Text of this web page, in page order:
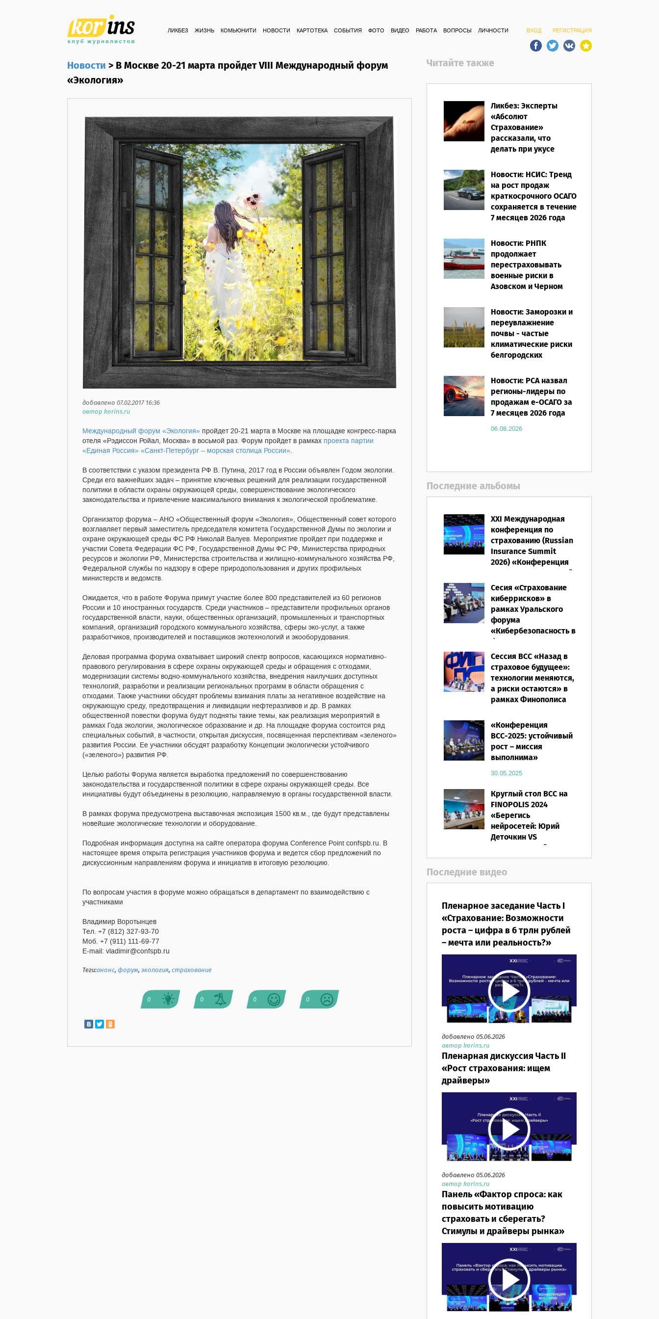
ВХОД РЕГИСТРАЦИЯ
ЛИКБЕЗ ЖИЗНЬ КОМЬЮНИТИ НОВОСТИ КАРТОТЕКА СОБЫТИЯ ФОТО ВИДЕО РАБОТА ВОПРОСЫ ЛИЧНОСТИ
Новости>В Москве 20-21 марта пройдет VIII Международный форум
«Экология»
добавлено 07.02.2017 16:36
автор korins.ru
Международный форум «Экология» пройдет 20-21 марта в Москве на площадке конгресс-парка
отеля «Рэдиссон Ройал, Москва» в восьмой раз. Форум пройдет в рамках проекта партии
«Единая Россия» «Санкт-Петербург – морская столица России».
В соответствии с указом президента РФ В. Путина, 2017 год в России объявлен Годом экологии.
Среди его важнейших задач – принятие ключевых решений для реализации государственной
политики в области охраны окружающей среды, совершенствование экологического
законодательства и привлечение максимального внимания к экологической проблематике.
Организатор форума – АНО «Общественный форум «Экология», Общественный совет которого
возглавляет первый заместитель председателя комитета Государственной Думы по экологии и
охране окружающей среды ФС РФ Николай Валуев. Мероприятие пройдет при поддержке и
участии Совета Федерации ФС РФ, Государственной Думы ФС РФ, Министерства природных
ресурсов и экологии РФ, Министерства строительства и жилищно-коммунального хозяйства РФ,
Федеральной службы по надзору в сфере природопользования и других профильных
министерств и ведомств.
Ожидается, что в работе Форума примут участие более 800 представителей из 60 регионов
России и 10 иностранных государств. Среди участников – представители профильных органов
государственной власти, науки, общественных организаций, промышленных и транспортных
компаний, организаций городского коммунального хозяйства, сферы эко-услуг, а также
разработчиков, производителей и поставщиков экотехнологий и экооборудования.
Деловая программа форума охватывает широкий спектр вопросов, касающихся нормативно-
правового регулирования в сфере охраны окружающей среды и обращения с отходами,
модернизации системы водно-коммунального хозяйства, внедрения наилучших доступных
технологий, разработки и реализации региональных программ в области обращения с
отходами. Также участники обсудят проблемы взимания платы за негативное воздействие на
окружающую среду, предотвращения и ликвидации нефтеразливов и др. В рамках
общественной повестки форума будут подняты такие темы, как реализация мероприятий в
рамках Года экологии, экологическое образование и др. На площадке форума состоится ряд
специальных событий, в частности, открытая дискуссия, посвященная перспективам «зеленого»
развития России. Ее участники обсудят разработку Концепции экологически устойчивого
(«зеленого») развития РФ.
Целью работы Форума является выработка предложений по совершенствованию
законодательства и государственной политики в сфере охраны окружающей среды. Все
инициативы будут объединены в резолюцию, направляемую в органы государственной власти.
В рамках форума предусмотрена выставочная экспозиция 1500 кв.м., где будут представлены
новейшие экологические технологии и оборудование.
Подробная информация доступна на сайте оператора форума Conference Point confspb.ru. В
настоящее время открыта регистрация участников форума и ведется сбор предложений по
дискуссионным направлениям форума и инициатив в итоговую резолюцию.
По вопросам участия в форуме можно обращаться в департамент по взаимодействию с
участниками
Владимир Воротынцев
Тел. +7 (812) 327-93-70
Моб. +7 (911) 111-69-77
E-mail: vladimir@confspb.ru
Теги:анонс,форум,экология,страхование
0 0 0 0
Читайте также
Ликбез: Эксперты
«Абсолют
Страхование»
рассказали, что
делать при укусе
путешествии
07.08.2026
Новости: НСИС: Тренд
на рост продаж
краткосрочного ОСАГО
сохраняется в течение
7 месяцев 2026 года
Новости: РНПК
продолжает
перестраховывать
военные риски в
Азовском и Черном
06.08.2026
Новости: Заморозки и
переувлажнение
почвы - частые
климатические риски
белгородских
06.08.2026
Новости: РСА назвал
регионы-лидеры по
продажам е-ОСАГО за
7 месяцев 2026 года
06.08.2026
Последние альбомы
XXI Международная
конференция по
страхованию (Russian
Insurance Summit
2026) «Конференция
ВСС-2026: Культурный
код страхования/
Человеческий
фактор»
28.05.2026
Сесия «Страхование
киберрисков» в
рамках Уральского
форума
«Кибербезопасность в
финансах» 2026
16.03.2026
Сессия ВСС «Назад в
страховое будущее»:
технологии меняются,
а риски остаются» в
рамках Финополиса
16.03.2026
«Конференция
ВСС-2025: устойчивый
рост – миссия
выполнима»
30.05.2025
Круглый стол ВСС на
FINOPOLIS 2024
«Берегись
нейросетей: Юрий
Деточкин VS
искусственный
интеллект»
12.11.2024
Последние видео
Пленарное заседание Часть I
«Страхование: Возможности
роста – цифра в 6 трлн рублей
– мечта или реальность?»
добавлено 05.06.2026
автор korins.ru
Пленарная дискуссия Часть II
«Рост страхования: ищем
драйверы»
добавлено 05.06.2026
автор korins.ru
Панель «Фактор спроса: как
повысить мотивацию
страховать и сберегать?
Стимулы и драйверы рынка»